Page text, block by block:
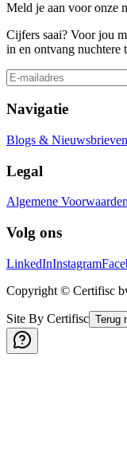
Meld je aan voor onze
Cijfers saai? Voor jou
in en ontvang nuchtere
Navigatie
Blogs & Nieuwsbrieven
Legal
Algemene
Volg ons
LinkedInInstagram
Copyright © Certifisc
Site By Certifisc Terug